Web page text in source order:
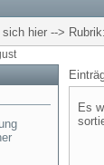
hier -->
Es